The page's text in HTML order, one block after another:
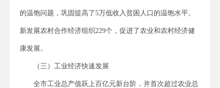
的温饱问题，巩固提高了5万低收入贫困人口的温饱水平。
新发展农村合作经济组织229个，促进了农业和农村经济健
康发展。
（三）工业经济快速发展
全市工业总产值跃上百亿元新台阶，并首次超过农业总